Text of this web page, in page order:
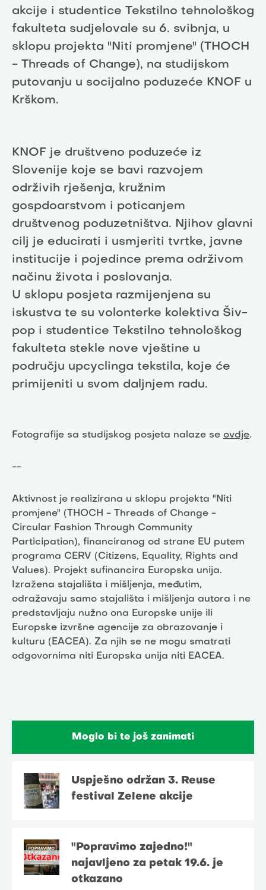
akcije i studentice Tekstilno tehnološkog
fakulteta sudjelovale su 6. svibnja, u
sklopu projekta "Niti promjene" (THOCH
- Threads of Change), na studijskom
putovanju u socijalno poduzeće KNOF u
Krškom.
KNOF je društveno poduzeće iz
Slovenije koje se bavi razvojem
održivih rješenja, kružnim
gospdoarstvom i poticanjem
društvenog poduzetništva. Njihov glavni
cilj je educirati i usmjeriti tvrtke, javne
institucije i pojedince prema održivom
načinu života i poslovanja.
U sklopu posjeta razmijenjena su
iskustva te su volonterke kolektiva Šiv-
pop i studentice Tekstilno tehnološkog
fakulteta stekle nove vještine u
području upcyclinga tekstila, koje će
primijeniti u svom daljnjem radu.
Fotografije sa studijskog posjeta nalaze se ovdje.
--
Aktivnost je realizirana u sklopu projekta "Niti
promjene" (THOCH - Threads of Change -
Circular Fashion Through Community
Participation), financiranog od strane EU putem
programa CERV (Citizens, Equality, Rights and
Values). Projekt sufinancira Europska unija.
Izražena stajališta i mišljenja, međutim,
odražavaju samo stajališta i mišljenja autora i ne
predstavljaju nužno ona Europske unije ili
Europske izvršne agencije za obrazovanje i
kulturu (EACEA). Za njih se ne mogu smatrati
odgovornima niti Europska unija niti EACEA.
Moglo bi te još zanimati
Uspješno održan 3. Reuse
festival Zelene akcije
"Popravimo zajedno!"
najavljeno za petak 19.6. je
otkazano